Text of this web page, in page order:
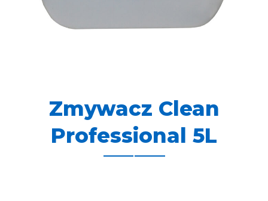
Zmywacz Clean
Professional 5L